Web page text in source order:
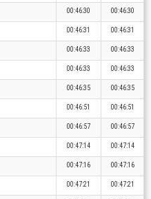
00:46:30 00:46:30
00:46:31 00:46:31
00:46:33 00:46:33
00:46:33 00:46:33
00:46:35 00:46:35
00:46:51 00:46:51
00:46:57 00:46:57
00:47:14 00:47:14
00:47:16 00:47:16
00:47:21 00:47:21